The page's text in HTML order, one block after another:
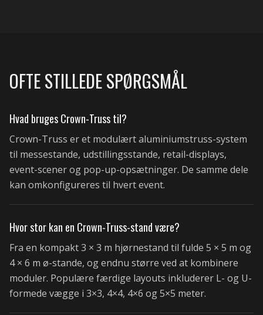
OFTE STILLEDE SPØRGSMÅL
Hvad bruges Crown-Truss til?
Crown-Truss er et modulært aluminiumstruss-system
til messestande, udstillingsstande, retail-displays,
event-scener og pop-up-opsætninger. De samme dele
kan omkonfigureres til hvert event.
Hvor stor kan en Crown-Truss-stand være?
Fra en kompakt 3 × 3 m hjørnestand til fulde 5 × 5 m og
4 × 6 m ø-stande, og endnu større ved at kombinere
moduler. Populære færdige layouts inkluderer L- og U-
formede vægge i 3×3, 4×4, 4×6 og 5×5 meter.